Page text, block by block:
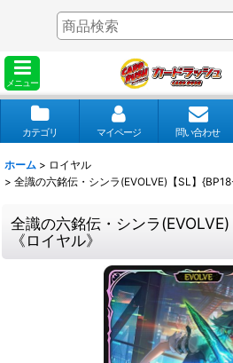
メニュー
カテゴリ マイページ 問い合わせ
ホーム > ロイヤル
> 全識の六銘伝・シンラ(EVOLVE)【SL】
全識の六銘伝・シンラ
《ロイヤル》